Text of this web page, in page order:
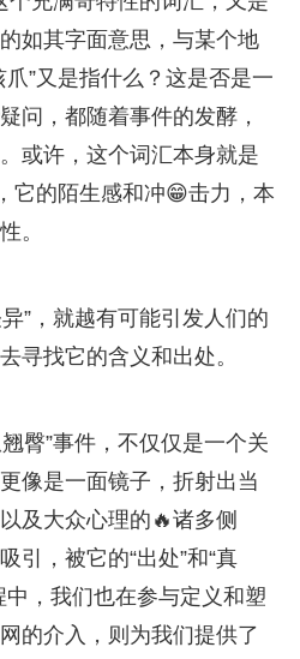
如其字面意思，与某个地
”又是指什么？这是否是一
问，都随着事件的发酵，
或许，这个词汇本身就是
它的陌生感和冲😁击力，本
。
”，就越有可能引发人们的
寻找它的含义和出处。
臀”事件，不仅仅是一个关
像是一面镜子，折射出当
及大众心理的🔥诸多侧
引，被它的“出处”和“真
，我们也在参与定义和塑
的介入，则为我们提供了